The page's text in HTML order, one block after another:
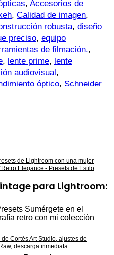
, Accesorios de
, Calidad de imagen,
robusta, diseño
preciso, equipo
de filmación.,
, lente prime, lente
audiovisual,
óptico, Schneider
para Lightroom:
Sumérgete en el
retro con mi colección